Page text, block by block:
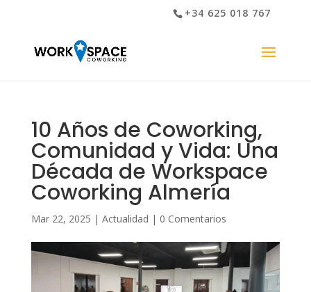
+34 625 018 767
10 Años de Coworking,
Comunidad y Vida: Una
Década de Workspace
Coworking Almería
Mar 22, 2025 | Actualidad | 0 Comentarios